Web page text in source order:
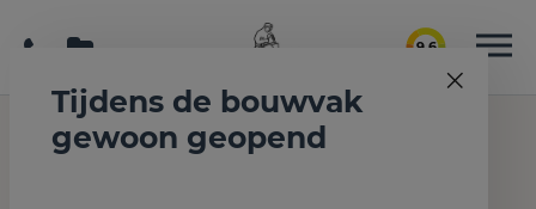
9.6
Home Grafmonumenten Grafsteen DM 21-10
Tijdens de bouwvak
gewoon geopend